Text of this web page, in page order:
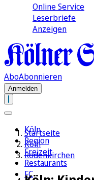
Online Service
Leserbriefe
Anzeigen
AboAbonnieren
Anmelden
Köln
Region
Freizeit
Restaurants
FC
Startseite
Köln
Rodenkirchen